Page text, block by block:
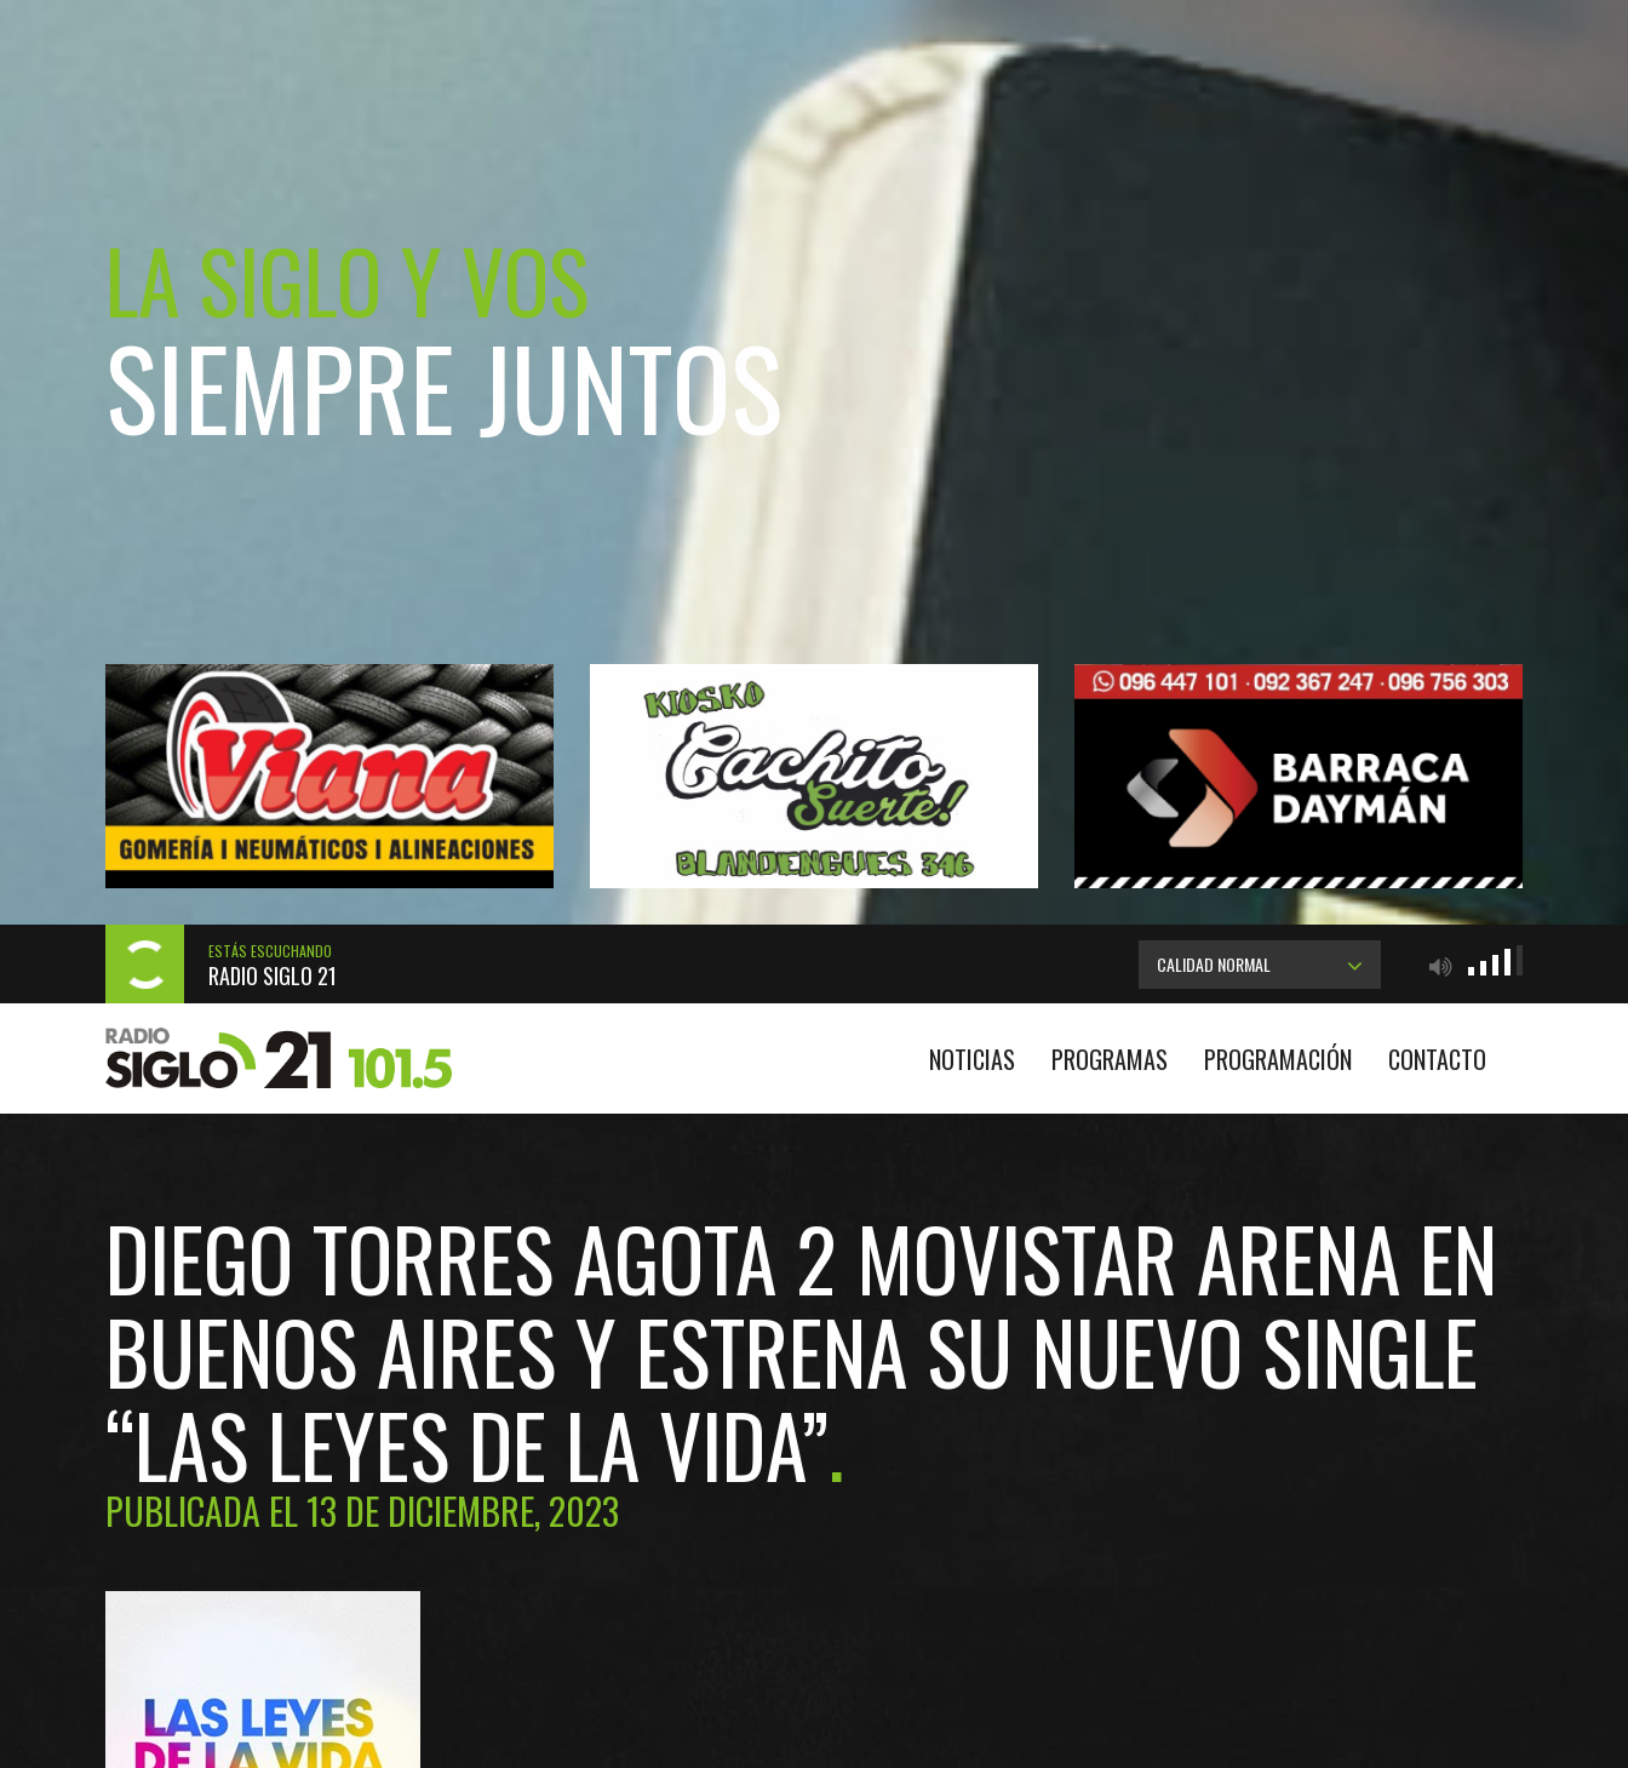
LA SIGLO Y VOS
SIEMPRE JUNTOS
ESTÁS ESCUCHANDO
RADIO SIGLO 21 CALIDAD NORMAL
NOTICIAS PROGRAMAS PROGRAMACIÓN CONTACTO
DIEGO TORRES AGOTA 2 MOVISTAR ARENA EN
BUENOS AIRES Y ESTRENA SU NUEVO SINGLE
“LAS LEYES DE LA VIDA”
PUBLICADA EL 13 DE DICIEMBRE, 2023